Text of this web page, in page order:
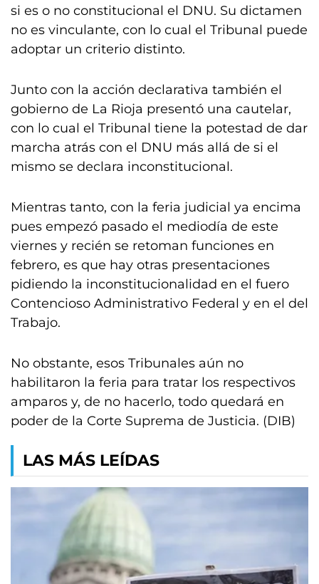
si es o no constitucional el DNU. Su dictamen
no es vinculante, con lo cual el Tribunal puede
adoptar un criterio distinto.
Junto con la acción declarativa también el
gobierno de La Rioja presentó una cautelar,
con lo cual el Tribunal tiene la potestad de dar
marcha atrás con el DNU más allá de si el
mismo se declara inconstitucional.
Mientras tanto, con la feria judicial ya encima
pues empezó pasado el mediodía de este
viernes y recién se retoman funciones en
febrero, es que hay otras presentaciones
pidiendo la inconstitucionalidad en el fuero
Contencioso Administrativo Federal y en el del
Trabajo.
No obstante, esos Tribunales aún no
habilitaron la feria para tratar los respectivos
amparos y, de no hacerlo, todo quedará en
poder de la Corte Suprema de Justicia. (DIB)
LAS MÁS LEÍDAS